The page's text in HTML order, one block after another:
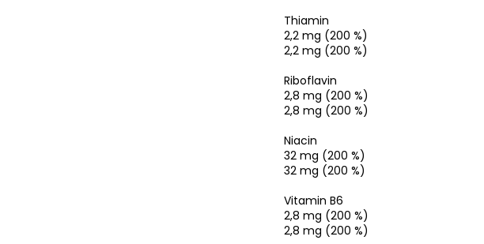
Thiamin
2,2 mg (200 %)
2,2 mg (200 %)
Riboflavin
2,8 mg (200 %)
2,8 mg (200 %)
Niacin
32 mg (200 %)
32 mg (200 %)
Vitamin B6
2,8 mg (200 %)
2,8 mg (200 %)